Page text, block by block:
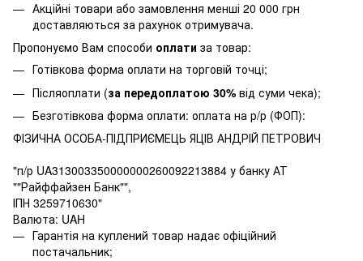
Акційні товари або замовлення менші 20 000 грн
доставляються за рахунок отримувача.
Пропонуємо Вам способи оплати за товар:
Готівкова форма оплати на торговій точці;
Післяоплати (за передоплатою 30% від суми чека);
Безготівкова форма оплати: оплата на р/р (ФОП):
ФІЗИЧНА ОСОБА-ПІДПРИЄМЕЦЬ ЯЦІВ АНДРІЙ ПЕТРОВИЧ
"п/р UA313003350000000260092213884 у банку АТ
""Райффайзен Банк"",
ІПН 3259710630"
Валюта: UAH
Гарантія на куплений товар надає офіційний
постачальник;